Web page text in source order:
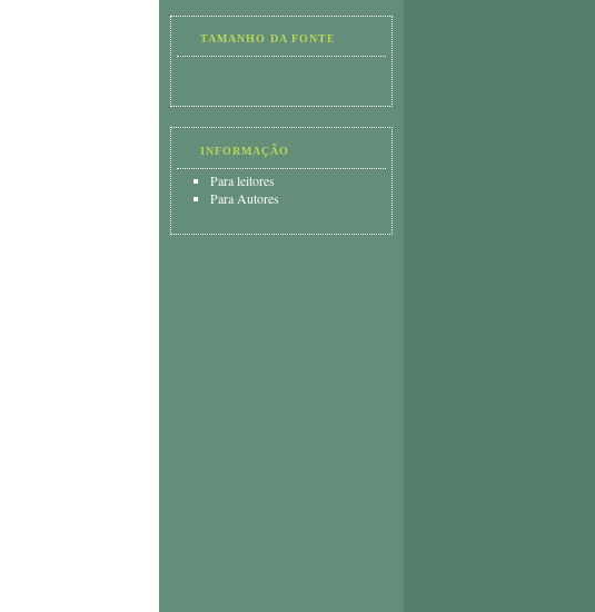
TAMANHO DA FONTE
INFORMAÇÃO
Para leitores
Para Autores